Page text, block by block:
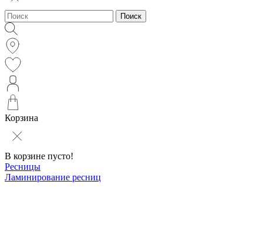
Поиск
Корзина
В корзине пусто!
Ресницы
Ламинирование ресниц